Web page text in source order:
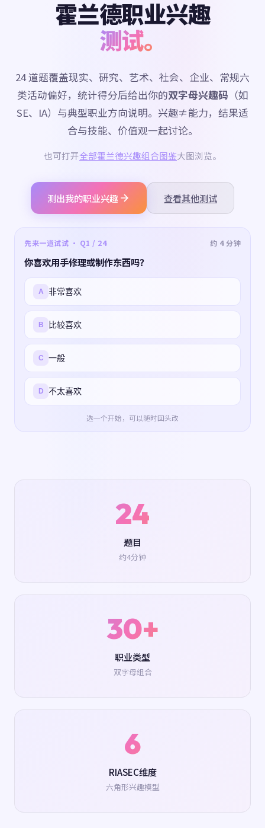
霍兰德职业兴趣
测试。
24 道题覆盖现实、研究、艺术、社会、企业、常规六
类活动偏好，统计得分后给出你的双字母兴趣码 （如
SE、IA）与典型职业方向说明。兴趣≠能力，结果适
合与技能、价值观一起讨论。
也可打开全部霍兰德兴趣组合图鉴大图浏览。
测出我的职业兴趣 查看其他测试
先来一道试试 · Q1 / 24 约 4 分钟
你喜欢用手修理或制作东西吗？
A 非常喜欢
B 比较喜欢
C 一般
D 不太喜欢
选一个开始，可以随时回头改
24
题目
约4分钟
30+
职业类型
双字母组合
6
RIASEC维度
六角形兴趣模型